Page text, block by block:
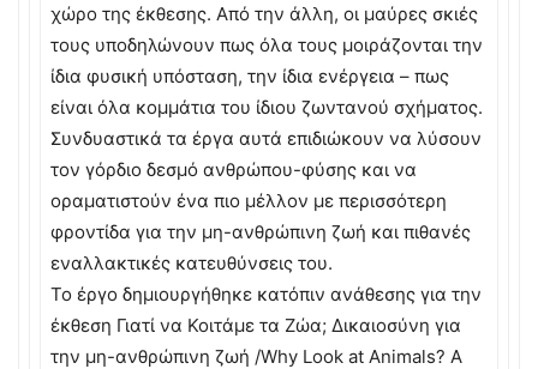
χώρο της έκθεσης. Από την άλλη, οι μαύρες σκιές
τους υποδηλώνουν πως όλα τους μοιράζονται την
ίδια φυσική υπόσταση, την ίδια ενέργεια – πως
είναι όλα κομμάτια του ίδιου ζωντανού σχήματος.
Συνδυαστικά τα έργα αυτά επιδιώκουν να λύσουν
τον γόρδιο δεσμό ανθρώπου-φύσης και να
οραματιστούν ένα πιο μέλλον με περισσότερη
φροντίδα για την μη-ανθρώπινη ζωή και πιθανές
εναλλακτικές κατευθύνσεις του.
Το έργο δημιουργήθηκε κατόπιν ανάθεσης για την
έκθεση Γιατί να Κοιτάμε τα Ζώα; Δικαιοσύνη για
την μη-ανθρώπινη ζωή /Why Look at Animals? A